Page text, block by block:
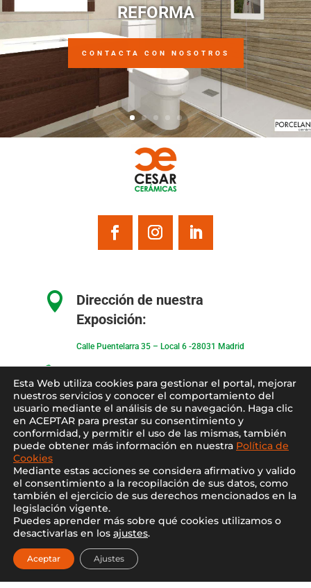
REFORMA
CONTACTA CON NOSOTROS

Dirección de nuestra
Exposición:
Calle Puentelarra 35 – Local 6 -28031 Madrid

91 871 07 77–617 379 446
 Email:
Condiciones de uso– Condiciones de venta–
Aviso Legal–Política de privacidad –Política
Esta Web utiliza cookies para gestionar el portal, mejorar
nuestros servicios y conocer el comportamiento del
usuario mediante el análisis de su navegación. Haga clic
en ACEPTAR para prestar su consentimiento y
conformidad, y permitir el uso de las mismas, también
puede obtener más información en nuestra Política de
Cookies
Mediante estas acciones se considera afirmativo y valido
el consentimiento a la recopilación de sus datos, como
también el ejercicio de sus derechos mencionados en la
legislación vigente.
Puedes aprender más sobre qué cookies utilizamos o
desactivarlas en los ajustes.
Aceptar Ajustes